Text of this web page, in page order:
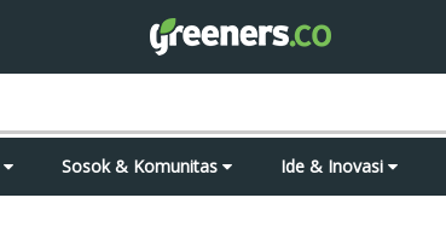
Sosok & Komunitas Ide & Inovasi